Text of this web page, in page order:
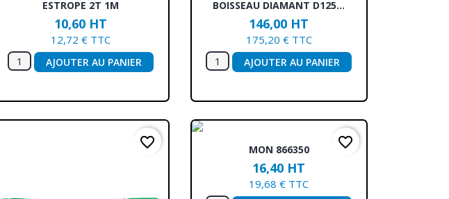
ESTROPE 2T 1M
10,60 HT
12,72 € TTC
AJOUTER AU PANIER
BOISSEAU DIAMANT D125...
146,00 HT
175,20 € TTC
AJOUTER AU PANIER
favorite_border Aperçu rapide
MON 866350
16,40 HT
19,68 € TTC
favorite_border